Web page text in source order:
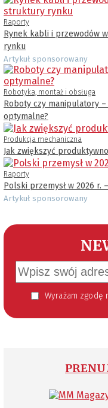
Raporty
Rynek kabli i przewodów
rynku
Artykuł sponsorowany
Robotyka, montaż i obsługa
Roboty czy manipulatory
optymalne?
Produkcja mechaniczna
Jak zwiększyć
Raporty
Polski przemysł w 2026 r.
Artykuł sponsorowany
Wyrażam zgodę na otrzymywanie informacji handlowej kierowanej do mnie za pomocą środków komunikacji elektronicznej w szczególności poczty elektronicznej zgodnie